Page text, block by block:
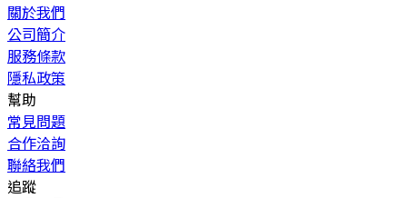
關於我們
公司簡介
服務條款
隱私政策
幫助
常見問題
合作洽詢
聯絡我們
追蹤